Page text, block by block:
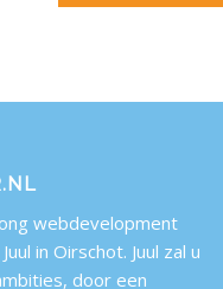
webdevelopment
in Oirschot. Juul zal u
door een